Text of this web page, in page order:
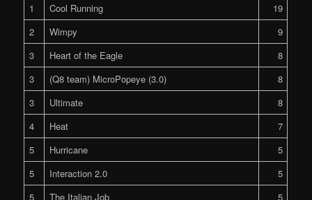
1 Cool Running
19
2
Wimpy
9
3
Heart of the Eagle
8
3
(Q8 team) MicroPopeye (3.0)
8
3
Ultimate
8
4
Heat
7
5
Hurricane
5
5
Interaction 2.0
5
5
The Italian Job
5